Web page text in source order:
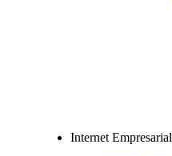
Internet Empresarial